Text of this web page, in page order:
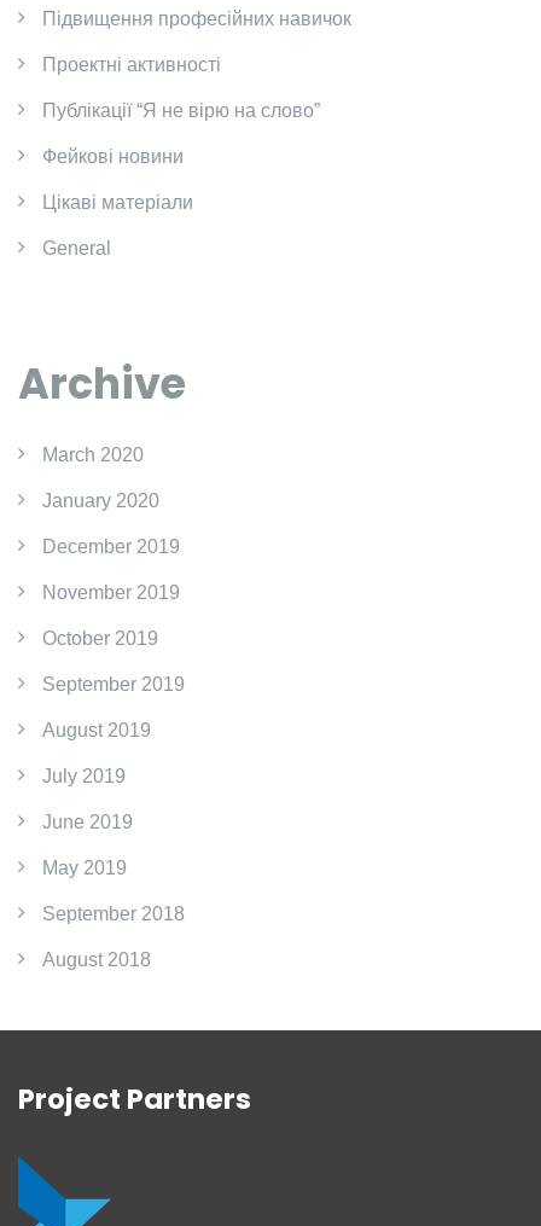
Підвищення професійних навичок
Проектні активності
Публікації “Я не вірю на слово”
Фейкові новини
Цікаві матеріали
General
Archive
March 2020
January 2020
December 2019
November 2019
October 2019
September 2019
August 2019
July 2019
June 2019
May 2019
September 2018
August 2018
Project Partners